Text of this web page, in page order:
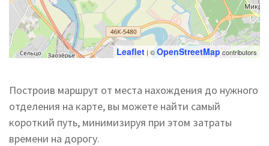
Leaflet | ©OpenStreetMap contributors
Построив маршрут от места нахождения до нужного
отделения на карте, вы можете найти самый
короткий путь, минимизируя при этом затраты
времени на дорогу.